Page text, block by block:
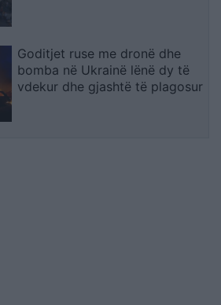
Goditjet ruse me dronë dhe
bomba në Ukrainë lënë dy të
vdekur dhe gjashtë të plagosur